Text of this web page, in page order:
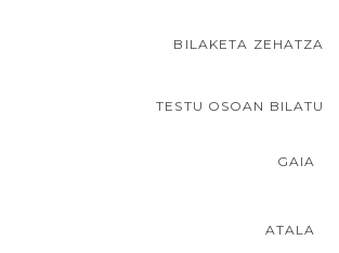
BILAKETA ZEHATZA
TESTU OSOAN BILATU
GAIA
ATALA